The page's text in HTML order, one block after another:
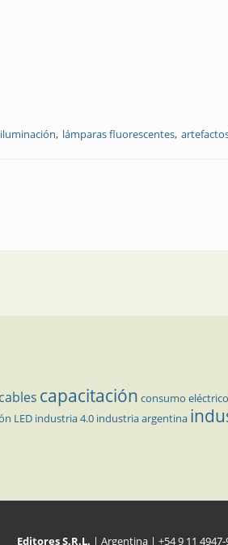
lámparas fluorescentes
cables capacitación consumo eléctrico
LED industria 4.0 industria argentina
Editores S.R.L. | Argentina | +54 9 11 4947-